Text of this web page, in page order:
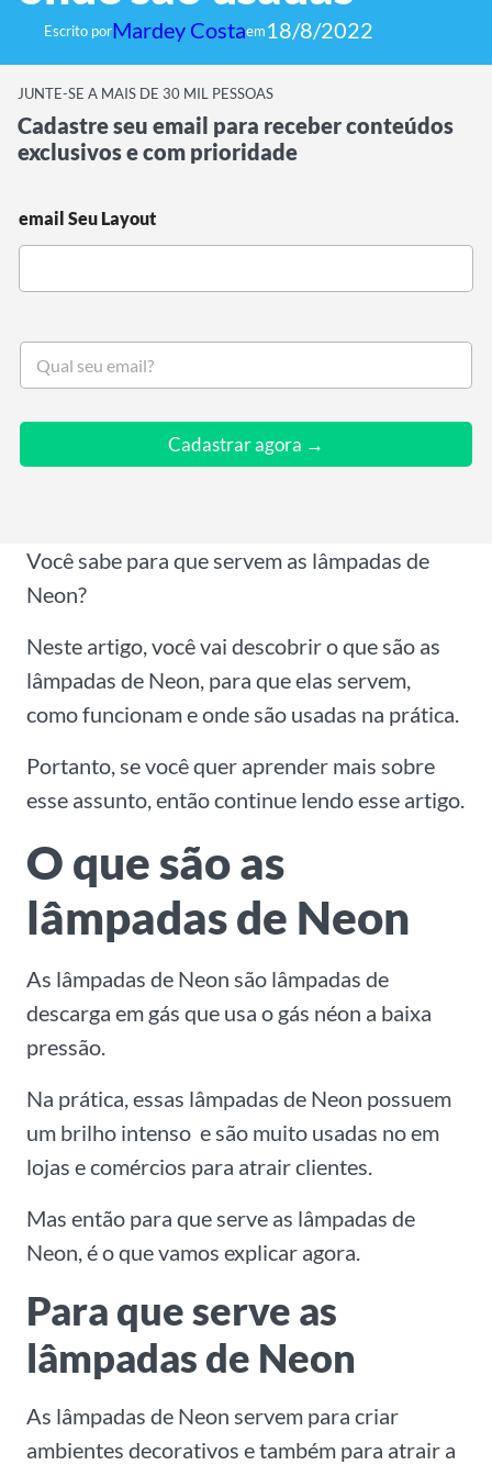
Escrito porMardey Costaem18/8/2022
JUNTE-SE A MAIS DE 30 MIL PESSOAS
Cadastre seu email para receber conteúdos
exclusivos e com prioridade
email Seu Layout
S
u
Cadastrar agora →
Você sabe para que servem as lâmpadas de
Neon?
Neste artigo, você vai descobrir o que são as
lâmpadas de Neon, para que elas servem,
como funcionam e onde são usadas na prática.
Portanto, se você quer aprender mais sobre
esse assunto, então continue lendo esse artigo.
O que são as
lâmpadas de Neon
As lâmpadas de Neon são lâmpadas de
descarga em gás que usa o gás néon a baixa
pressão.
Na prática, essas lâmpadas de Neon possuem
um brilho intenso e são muito usadas no em
lojas e comércios para atrair clientes.
Mas então para que serve as lâmpadas de
Neon, é o que vamos explicar agora.
Para que serve as
lâmpadas de Neon
As lâmpadas de Neon servem para criar
ambientes decorativos e também para atrair a